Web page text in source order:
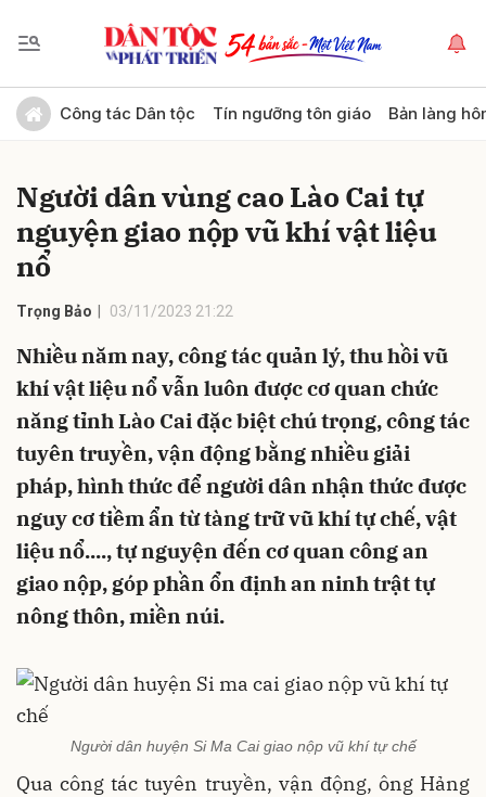
Công tác Dân tộc Tín ngưỡng tôn giáo Bản làng
Người dân vùng cao Lào Cai tự
nguyện giao nộp vũ khí vật liệu
nổ
Trọng Bảo 03/11/2023 21:22
Nhiều năm nay, công tác quản lý, thu hồi vũ
khí vật liệu nổ vẫn luôn được cơ quan chức
năng tỉnh Lào Cai đặc biệt chú trọng, công tác
tuyên truyền, vận động bằng nhiều giải
pháp, hình thức để người dân nhận thức được
nguy cơ tiềm ẩn từ tàng trữ vũ khí tự chế, vật
liệu nổ...., tự nguyện đến cơ quan công an
giao nộp, góp phần ổn định an ninh trật tự
nông thôn, miền núi.
Người dân huyện Si Ma Cai giao nộp vũ khí tự chế
Qua công tác tuyên truyền, vận động, ông Hảng
Gửi bình luận